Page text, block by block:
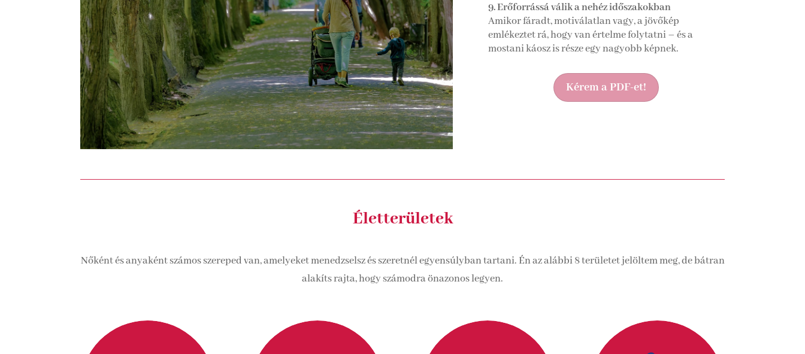
9. Erőforrássá válik a nehéz időszakokban
Amikor fáradt, motiválatlan vagy, a jövőkép
emlékeztet rá, hogy van értelme folytatni – és a
mostani káosz is része egy nagyobb képnek.
Kérem a PDF-et!
Életterületek
Nőként és anyaként számos szereped van, amelyeket menedzselsz és szeretnél egyensúlyban tartani. Én az alábbi 8 területet jelöltem meg, de bátran
alakíts rajta, hogy számodra önazonos legyen.